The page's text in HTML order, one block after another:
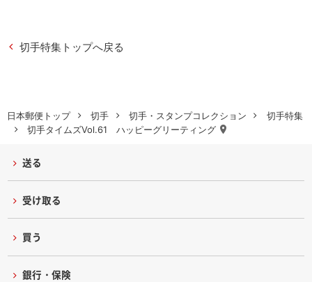
日本郵便トップ 切手 切手・スタンプコレクション
切手特集
切手タイムズVol.61 ハッピーグリーティング
切手特集トップへ戻る
送る
受け取る
買う
銀行・保険